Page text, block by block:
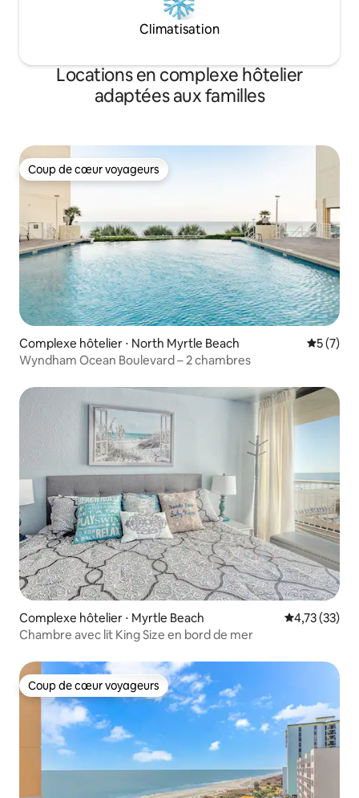
Climatisation
Locations en complexe hôtelier
adaptées aux familles
Coup de cœur voyageurs
Coup de cœur voyageurs
Complexe hôtelier ⋅ North Myrtle Beach
5 (7)
Wyndham Ocean Boulevard – 2 chambres
Complexe hôtelier ⋅ Myrtle Beach Évaluation
4,73 (33)
Chambre avec lit King Size en bord de mer
Coup de cœur voyageurs
Coup de cœur voyageurs